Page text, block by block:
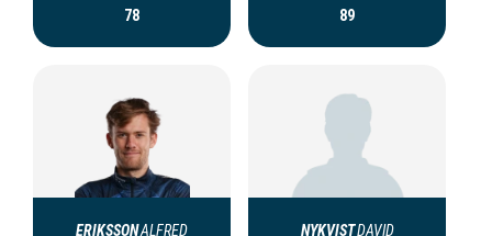
78 89
ERIKSSONALFRED NYKVISTDAVID